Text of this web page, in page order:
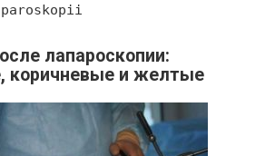
лапароскопии:
коричневые и желтые